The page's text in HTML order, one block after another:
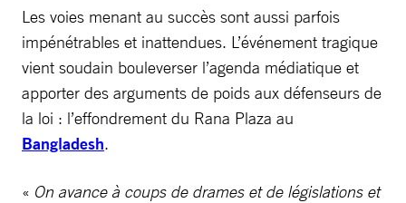
Les voies menant au succès sont aussi parfois
impénétrables et inattendues. L’événement tragique
vient soudain bouleverser l’agenda médiatique et
apporter des arguments de poids aux défenseurs de
la loi : l’effondrement du Rana Plaza au
Bangladesh.
« On avance à coups de drames et de législations et